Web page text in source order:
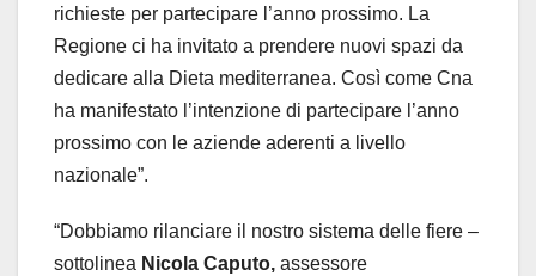
richieste per partecipare l’anno prossimo. La
Regione ci ha invitato a prendere nuovi spazi da
dedicare alla Dieta mediterranea. Così come Cna
ha manifestato l’intenzione di partecipare l’anno
prossimo con le aziende aderenti a livello
nazionale”.
“Dobbiamo rilanciare il nostro sistema delle fiere –
sottolinea Nicola Caputo, assessore